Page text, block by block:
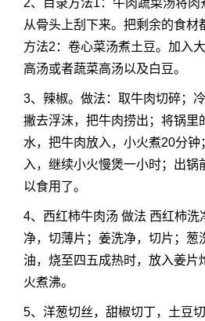
2、目录方法1：牛肉蔬菜汤将肉
从骨头上刮下来。把剩余的食材
方法2：卷心菜汤煮土豆。加入
高汤或者蔬菜高汤以及白豆。
3、辣椒。做法：取牛肉切碎；
撇去浮沫，把牛肉捞出；将锅里
水，把牛肉放入，小火煮20分钟
入，继续小火慢煲一小时；出锅
以食用了。
4、西红柿牛肉汤 做法 西红柿洗
净，切薄片；姜洗净，切片；葱
油，烧至四五成热时，放入姜片
火煮沸。
5、洋葱切丝，甜椒切丁，土豆